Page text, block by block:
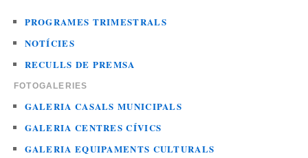
PROGRAMES TRIMESTRALS
NOTÍCIES
RECULLS DE PREMSA
FOTOGALERIES
GALERIA CASALS MUNICIPALS
GALERIA CENTRES CÍVICS
GALERIA EQUIPAMENTS CULTURALS